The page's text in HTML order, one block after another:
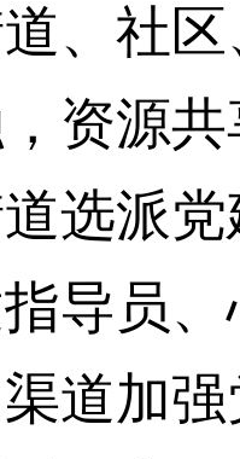
、社
资源
选派
导员
道加